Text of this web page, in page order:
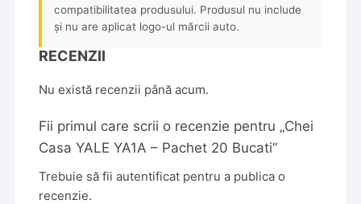
compatibilitatea produsului. Produsul nu include
și nu are aplicat logo-ul mărcii auto.
RECENZII
Nu există recenzii până acum.
Fii primul care scrii o recenzie pentru „Chei
Casa YALE YA1A – Pachet 20 Bucati”
Trebuie să fiiautentificat pentru a publica o
recenzie.